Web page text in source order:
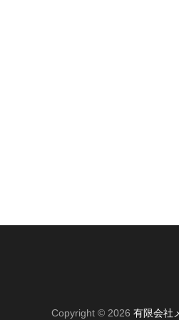
Copyright © 2026 有限会社